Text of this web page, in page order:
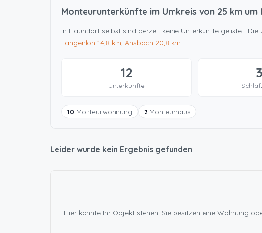
Monteurunterkünfte im Umkreis von 25 km um
In Haundorf selbst sind derzeit keine Unterkünfte gelistet.
Langenloh 14,8 km, Ansbach 20,8 km
12
Unterkünfte
10 Monteurwohnung 2 Monteurhaus
Leider wurde kein Ergebnis gefunden
Hier könnte Ihr Objekt stehen! Sie besitzen eine Wohnung